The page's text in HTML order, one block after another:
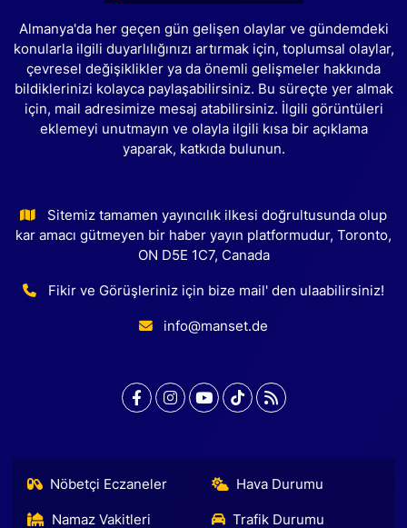
Almanya'da her geçen gün gelişen olaylar ve gündemdeki
konularla ilgili duyarlılığınızı artırmak için, toplumsal olaylar,
çevresel değişiklikler ya da önemli gelişmeler hakkında
bildiklerinizi kolayca paylaşabilirsiniz. Bu süreçte yer almak
için, mail adresimize mesaj atabilirsiniz. İlgili görüntüleri
eklemeyi unutmayın ve olayla ilgili kısa bir açıklama
yaparak, katkıda bulunun.
Sitemiz tamamen yayıncılık ilkesi doğrultusunda olup
kar amacı gütmeyen bir haber yayın platformudur, Toronto,
ON D5E 1C7, Canada
Fikir ve Görüşleriniz için bize mail' den ulaabilirsiniz!
info@manset.de
Nöbetçi Eczaneler Hava Durumu
Namaz Vakitleri Trafik Durumu